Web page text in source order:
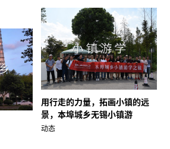
用行走的力量，拓画小镇的远
景，本埠城乡无锡小镇游
动态